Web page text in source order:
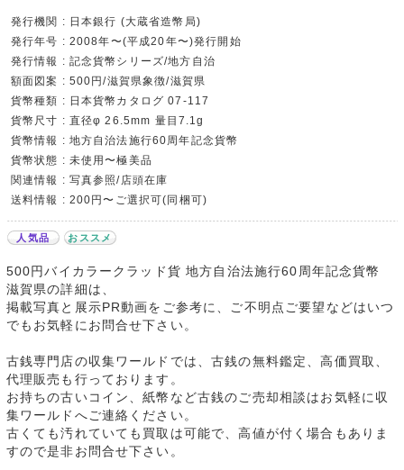
発行機関 : 日本銀行 (大蔵省造幣局)
発行年号 : 2008年〜(平成20年〜)発行開始
発行情報 : 記念貨幣シリーズ/地方自治
額面図案 : 500円/滋賀県象徴/滋賀県
貨幣種類 : 日本貨幣カタログ 07-117
貨幣尺寸 : 直径φ 26.5mm 量目7.1g
貨幣情報 : 地方自治法施行60周年記念貨幣
貨幣状態 : 未使用〜極美品
関連情報 : 写真参照/店頭在庫
送料情報 : 200円〜ご選択可(同梱可)
人気品 おススメ
500円バイカラークラッド貨 地方自治法施行60周年記念貨幣
滋賀県の詳細は、
掲載写真と展示PR動画をご参考に、ご不明点ご要望などはいつ
でもお気軽にお問合せ下さい。
古銭専門店の収集ワールドでは、古銭の無料鑑定、高価買取、
代理販売も行っております。
お持ちの古いコイン、紙幣など古銭のご売却相談はお気軽に収
集ワールドへご連絡ください。
古くても汚れていても買取は可能で、高値が付く場合もありま
すので是非お問合せ下さい。